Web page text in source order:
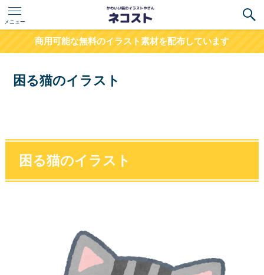
メニュー
商用可能な無料のイラスト素材を配布しています
困る猫のイラスト
困る猫のイラスト